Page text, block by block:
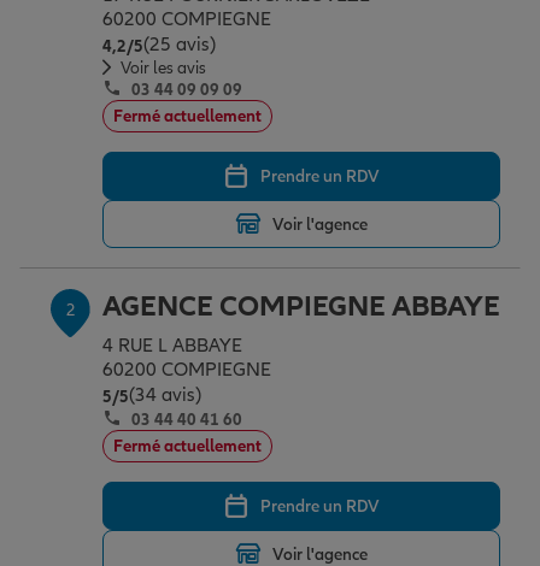
Assurance emprunteur
Prévoyance et dépendance
Assurance animal de compagnie
Protection de la famille
Protection juridique
Épargne & retraite
Plan épargne retraite
Assurance vie
Placements financiers
Investissements immobiliers
Transmission
Vos projets
Partir en vacances
Déménager
Changer de voiture
Départ à la retraite
Préparer l’avenir
Conseil assurance
Outre-mer
Assurance auto
Assurance habitation
Le Pack Famille
Professionnels
Allianz en France
60200 COMPIEGNE
4,2/5Note de 4.2 sur 5
(25 avis)
Voir les avis
03 44 09 09 09
Fermé actuellement
Prendre un RDV
Voir l'agence
2 AGENCE COMPIEGNE ABBAYE
4 RUE L ABBAYE
60200 COMPIEGNE
5/5Note de 5 sur 5
(34 avis)
03 44 40 41 60
Fermé actuellement
Prendre un RDV
Voir l'agence